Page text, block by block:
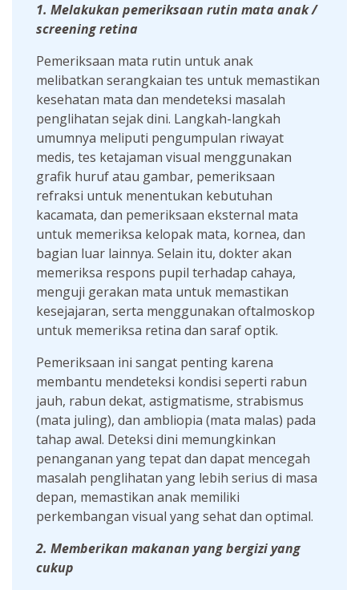
1. Melakukan pemeriksaan rutin mata anak /
screening retina
Pemeriksaan mata rutin untuk anak
melibatkan serangkaian tes untuk memastikan
kesehatan mata dan mendeteksi masalah
penglihatan sejak dini. Langkah-langkah
umumnya meliputi pengumpulan riwayat
medis, tes ketajaman visual menggunakan
grafik huruf atau gambar, pemeriksaan
refraksi untuk menentukan kebutuhan
kacamata, dan pemeriksaan eksternal mata
untuk memeriksa kelopak mata, kornea, dan
bagian luar lainnya. Selain itu, dokter akan
memeriksa respons pupil terhadap cahaya,
menguji gerakan mata untuk memastikan
kesejajaran, serta menggunakan oftalmoskop
untuk memeriksa retina dan saraf optik.
Pemeriksaan ini sangat penting karena
membantu mendeteksi kondisi seperti rabun
jauh, rabun dekat, astigmatisme, strabismus
(mata juling), dan ambliopia (mata malas) pada
tahap awal. Deteksi dini memungkinkan
penanganan yang tepat dan dapat mencegah
masalah penglihatan yang lebih serius di masa
depan, memastikan anak memiliki
perkembangan visual yang sehat dan optimal.
2. Memberikan makanan yang bergizi yang
cukup